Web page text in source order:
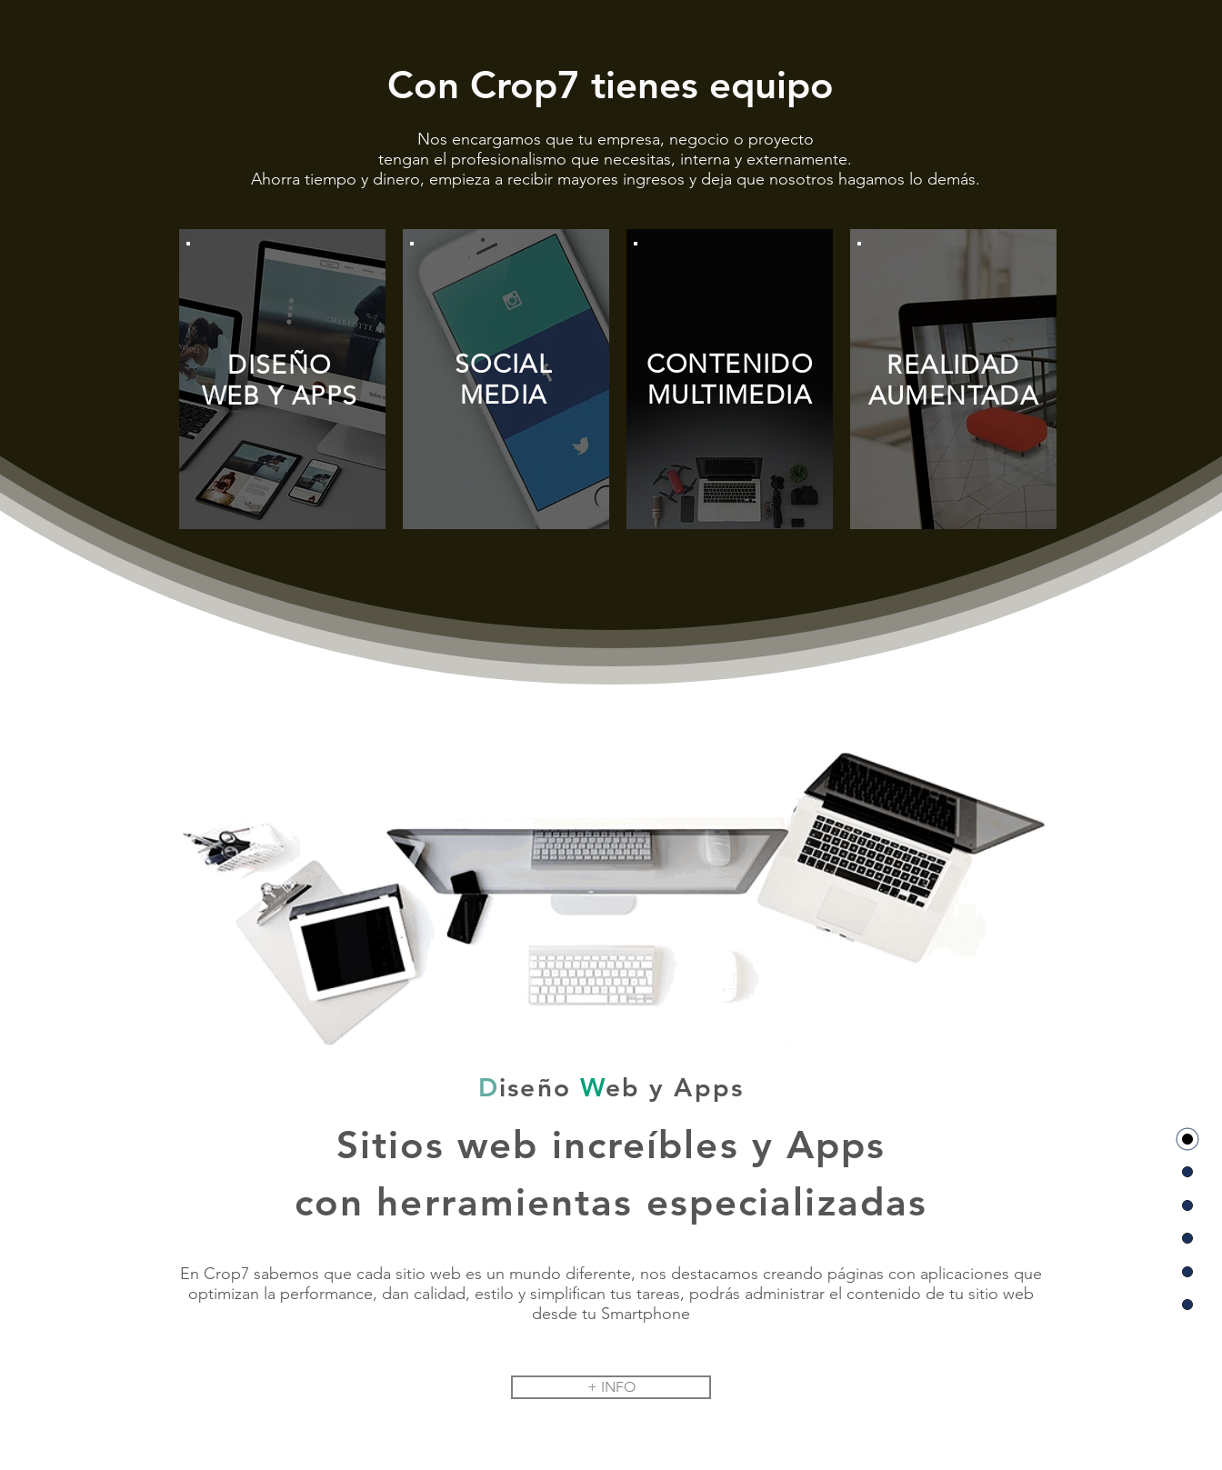
Con Crop7 tienes equipo
Nos encargamos que tu empresa, negocio o proyecto
tengan el profesionalismo que necesitas, interna y externamente.
Ahorra tiempo y dinero, empieza a recibir mayores ingresos y deja que nosotros hagamos lo demás.
DISEÑO
WEB Y APPS
SOCIAL
MEDIA
CONTENIDO
MULTIMEDIA
REALIDAD
AUMENTADA
Diseño Web y Apps
Sitios web increíbles y Apps
con herramientas especializadas
En Crop7 sabemos que cada sitio web es un mundo diferente, nos destacamos creando páginas con aplicaciones que
optimizan la performance, dan calidad, estilo y simplifican tus tareas, podrás administrar el contenido de tu sitio web
desde tu Smartphone
+ INFO